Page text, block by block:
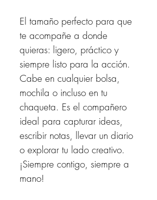
El tamaño perfecto para que
te acompañe a donde
quieras: ligero, práctico y
siempre listo para la acción.
Cabe en cualquier bolsa,
mochila o incluso en tu
chaqueta. Es el compañero
ideal para capturar ideas,
escribir notas, llevar un diario
o explorar tu lado creativo.
​​​​​​​¡Siempre contigo, siempre a
mano!